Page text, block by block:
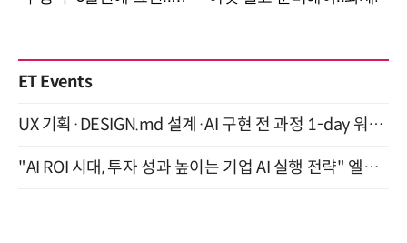
ET Events
UX 기획·DESIGN.md 설계·AI 구현 전 과정 1-day 워크숍 with Claude Code·Codex 9월 15일 개최
"AI ROI 시대, 투자 성과 높이는 기업 AI 실행 전략" 엘타워 6층 (9월 18일)